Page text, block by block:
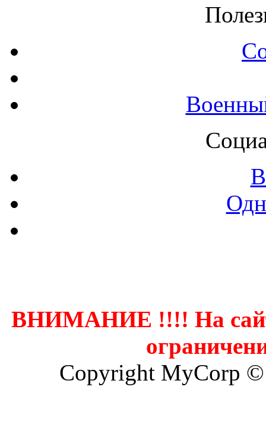
ВНИМАНИЕ !!!! На
Copyright MyCorp